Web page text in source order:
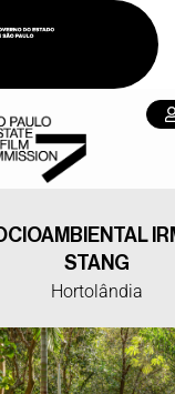
STANG
Hortolândia